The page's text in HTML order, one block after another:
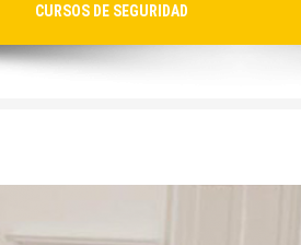
CURSOS DE SEGURIDAD